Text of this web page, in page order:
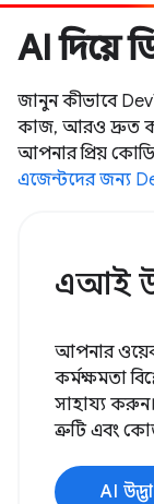
AI দিয়ে
জানুন কীভাবে
কাজ, আরও দ্রুত
আপনার প্রিয়
এজেন্টদের জন্য
এআই
আপনার
কর্মক্ষমতা
সাহায্য
ত্রুটি এবং
AI